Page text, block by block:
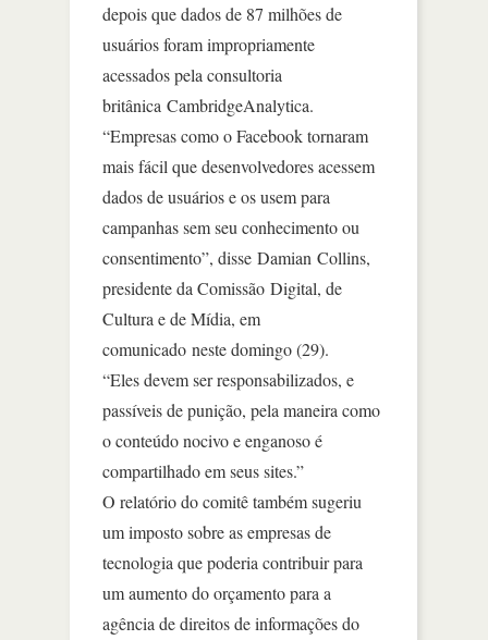
depois que dados de 87 milhões de
usuários foram impropriamente
acessados pela consultoria
britânica CambridgeAnalytica.
“Empresas como o Facebook tornaram
mais fácil que desenvolvedores acessem
dados de usuários e os usem para
campanhas sem seu conhecimento ou
consentimento”, disse Damian Collins,
presidente da Comissão Digital, de
Cultura e de Mídia, em
comunicado neste domingo (29).
“Eles devem ser responsabilizados, e
passíveis de punição, pela maneira como
o conteúdo nocivo e enganoso é
compartilhado em seus sites.”
O relatório do comitê também sugeriu
um imposto sobre as empresas de
tecnologia que poderia contribuir para
um aumento do orçamento para a
agência de direitos de informações do